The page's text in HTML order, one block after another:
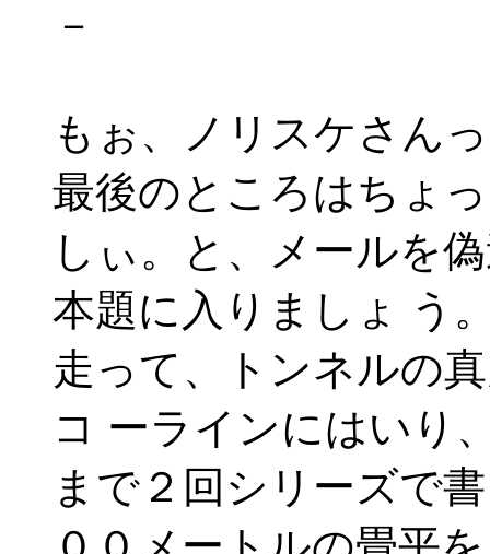
－
もぉ、ノリスケさん
最後のところはちょ
しぃ。と、メールを
本題に入りましょ う
走って、トンネルの
コ ーラインにはいり
まで２回シリーズで